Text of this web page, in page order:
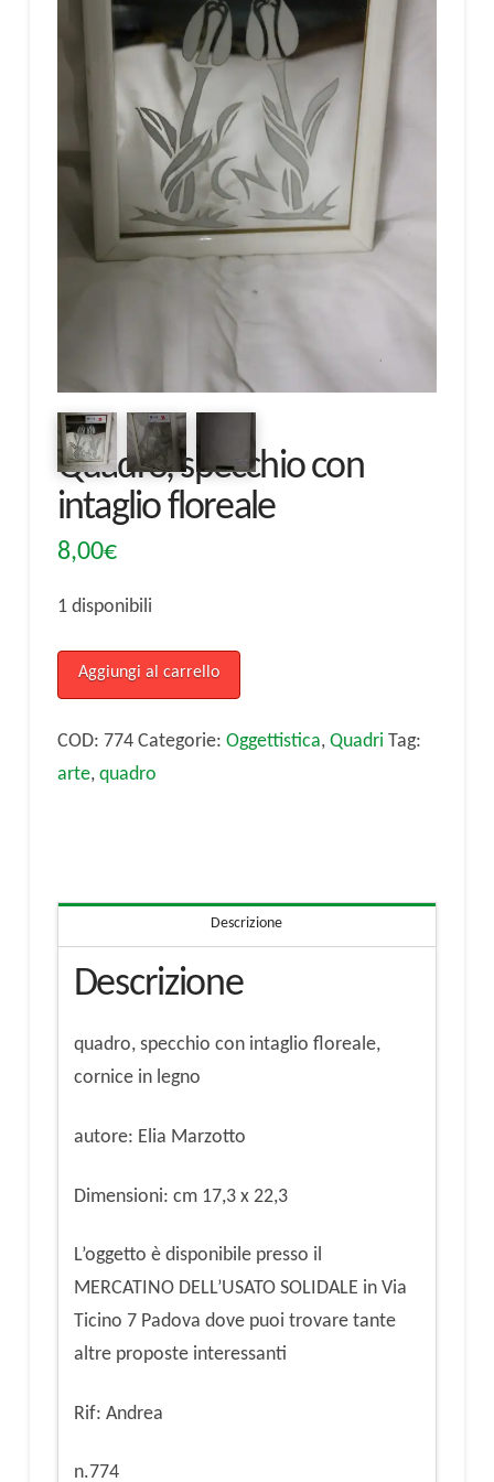
Quadro, specchio con
intaglio floreale
8,00€
1 disponibili
Quadro,
specchio
con
intaglio
Aggiungi al carrello
COD: 774 Categorie: Oggettistica, Quadri Tag:
arte, quadro
Descrizione
Descrizione
quadro, specchio con intaglio floreale,
cornice in legno
autore: Elia Marzotto
Dimensioni: cm 17,3 x 22,3
L’oggetto è disponibile presso il
MERCATINO DELL’USATO SOLIDALE in Via
Ticino 7 Padova dove puoi trovare tante
altre proposte interessanti
Rif: Andrea
n.774